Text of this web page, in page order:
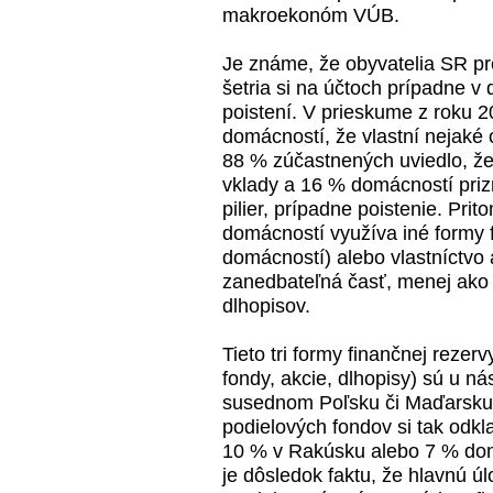
makroekonóm VÚB.
Je známe, že obyvatelia SR
šetria si na účtoch prípadne v
poistení. V prieskume z roku
domácností, že vlastní nejaké
88 % zúčastnených uviedlo,
vklady a 16 % domácností
pilier, prípadne poistenie.
domácností využíva iné
domácností) alebo
zanedbateľná časť, menej
dlhopisov.
Tieto tri formy finančnej
fondy, akcie, dlhopisy) sú u
susednom Poľsku či
podielových fondov si tak
10 % v Rakúsku alebo 7 %
je dôsledok faktu, že hlavnú